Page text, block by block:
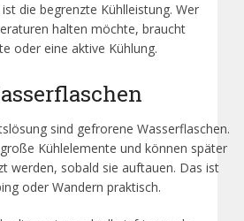
die begrenzte Kühlleistung. Wer
halten möchte, braucht
oder eine aktive Kühlung.
sind gefrorene Wasserflaschen.
Kühlelemente und können später
werden, sobald sie auftauen. Das ist
oder Wandern praktisch.